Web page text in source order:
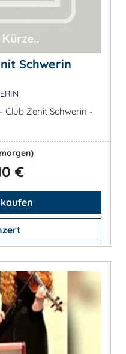
Schwerin
Club Zenit Schwerin -
€